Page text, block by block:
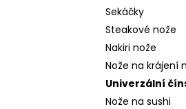
Sekáčky
Steakové nože
Nakiri nože
Nože na krájení
Univerzální
Nože na sushi